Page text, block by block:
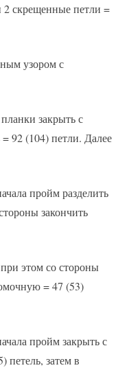
2 скрещенные петли =
узором с
закрыть с
92 (104) петли. Далее
пройм разделить
закончить
этом со стороны
= 47 (53)
пройм закрыть с
петель, затем в